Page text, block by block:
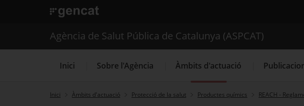
. Obre en una nova finestra.
Agència de Salut Pública de Catalunya (ASPCAT)
Inici Sobre l'Agència Àmbits d'actuació
. Obre en una nova finestra.
Inici Àmbits d'actuació Protecció de la salut Productes químics REACH -